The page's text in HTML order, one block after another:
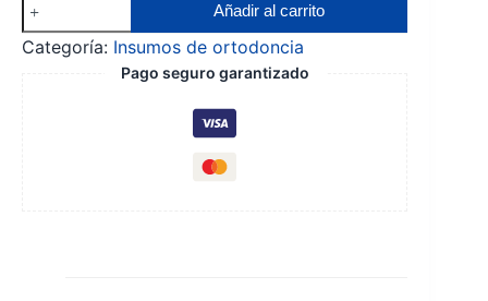
para
contra
Añadir al carrito
Categoría: Insumos de ortodoncia
Pago seguro garantizado